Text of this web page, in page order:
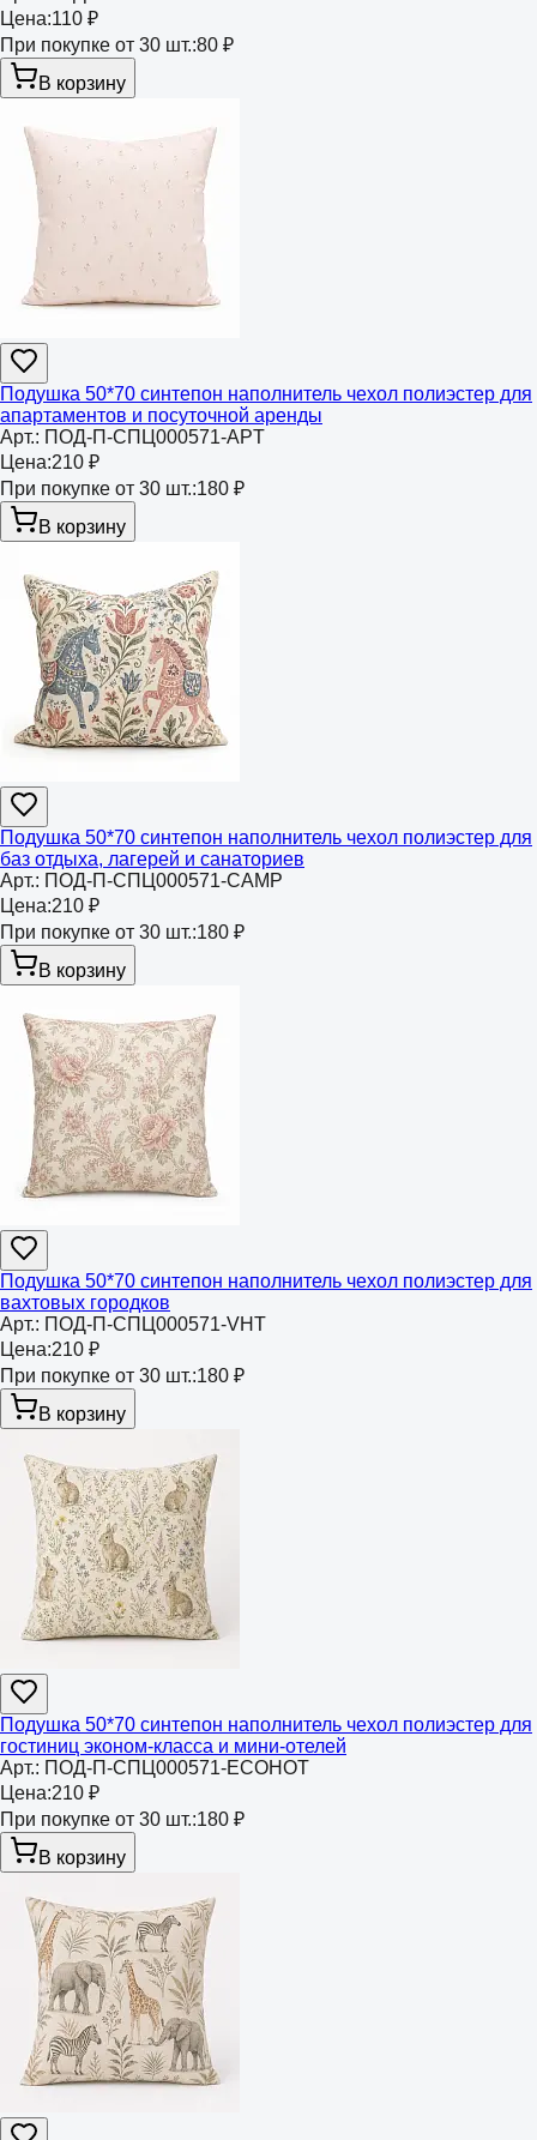
Цена:110 ₽
При покупке от 30 шт.:80 ₽
В корзину
Подушка 50*70 синтепон наполнитель чехол полиэстер для
апартаментов и посуточной аренды
Арт.: ПОД-П-СПЦ000571-APT
Цена:210 ₽
При покупке от 30 шт.:180 ₽
В корзину
Подушка 50*70 синтепон наполнитель чехол полиэстер для
баз отдыха, лагерей и санаториев
Арт.: ПОД-П-СПЦ000571-CAMP
Цена:210 ₽
При покупке от 30 шт.:180 ₽
В корзину
Подушка 50*70 синтепон наполнитель чехол полиэстер для
вахтовых городков
Арт.: ПОД-П-СПЦ000571-VHT
Цена:210 ₽
При покупке от 30 шт.:180 ₽
В корзину
Подушка 50*70 синтепон наполнитель чехол полиэстер для
гостиниц эконом-класса и мини-отелей
Арт.: ПОД-П-СПЦ000571-ECOHOT
Цена:210 ₽
При покупке от 30 шт.:180 ₽
В корзину